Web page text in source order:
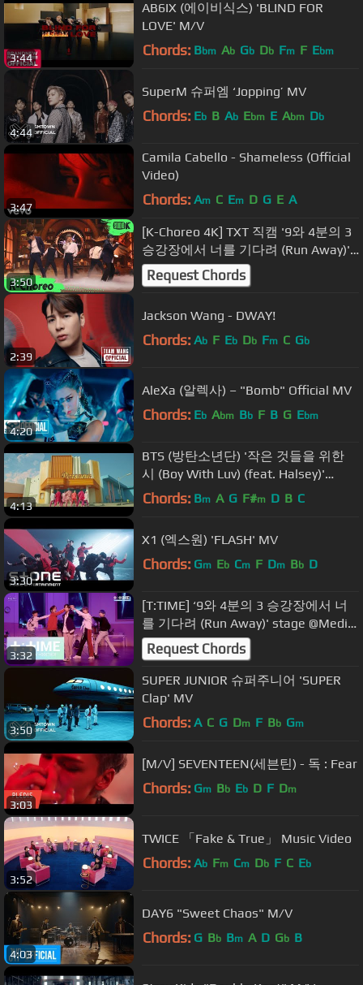
3:44
AB6IX (에이비식스) 'BLIND FOR
LOVE' M/V
Chords: Bbm Ab Gb Db Fm F Ebm
4:44
SuperM 슈퍼엠 ‘Jopping’ MV
Chords: Eb B Ab Ebm E Abm Db
3:47
Camila Cabello - Shameless (Official
Video)
Chords: Am C Em D G E A
3:50
[K-Choreo 4K] TXT 직캠 '9와 4분의 3
승강장에서 너를 기다려 (Run Away)'
(TXT Choreography) l @MusicBank
191025
Request Chords
2:39
Jackson Wang - DWAY!
Chords: Ab F Eb Db Fm C Gb
4:20
AleXa (알렉사) – "Bomb" Official MV
Chords: Eb Abm Bb F B G Ebm
4:13
BTS (방탄소년단) '작은 것들을 위한
시 (Boy With Luv) (feat. Halsey)'
Official MV
Chords: Bm A G F#m D B C
3:30
X1 (엑스원) 'FLASH' MV
Chords: Gm Eb Cm F Dm Bb D
3:32
[T:TIME] ‘9와 4분의 3 승강장에서 너
를 기다려 (Run Away)' stage @Media
Showcase #TTCAM - TXT (투모로우바
이투게더)
Request Chords
3:50
SUPER JUNIOR 슈퍼주니어 'SUPER
Clap' MV
Chords: A C G Dm F Bb Gm
3:03
[M/V] SEVENTEEN(세븐틴) - 독 : Fear
Chords: Gm Bb Eb D F Dm
3:52
TWICE 「Fake & True」 Music Video
Chords: Ab Fm Cm Db F C Eb
4:03
DAY6 "Sweet Chaos" M/V
Chords: G Bb Bm A D Gb B